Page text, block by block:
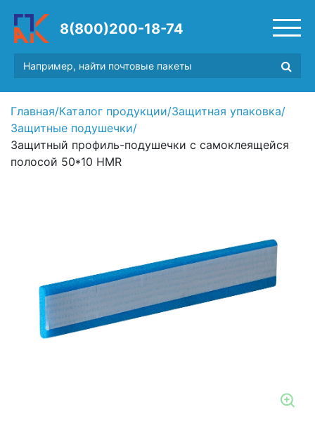
8(800)200-18-74
Главная/Каталог продукции/Защитная упаковка/
Защитные подушечки/
Защитный профиль-подушечки c самоклеящейся
полосой 50*10 HMR